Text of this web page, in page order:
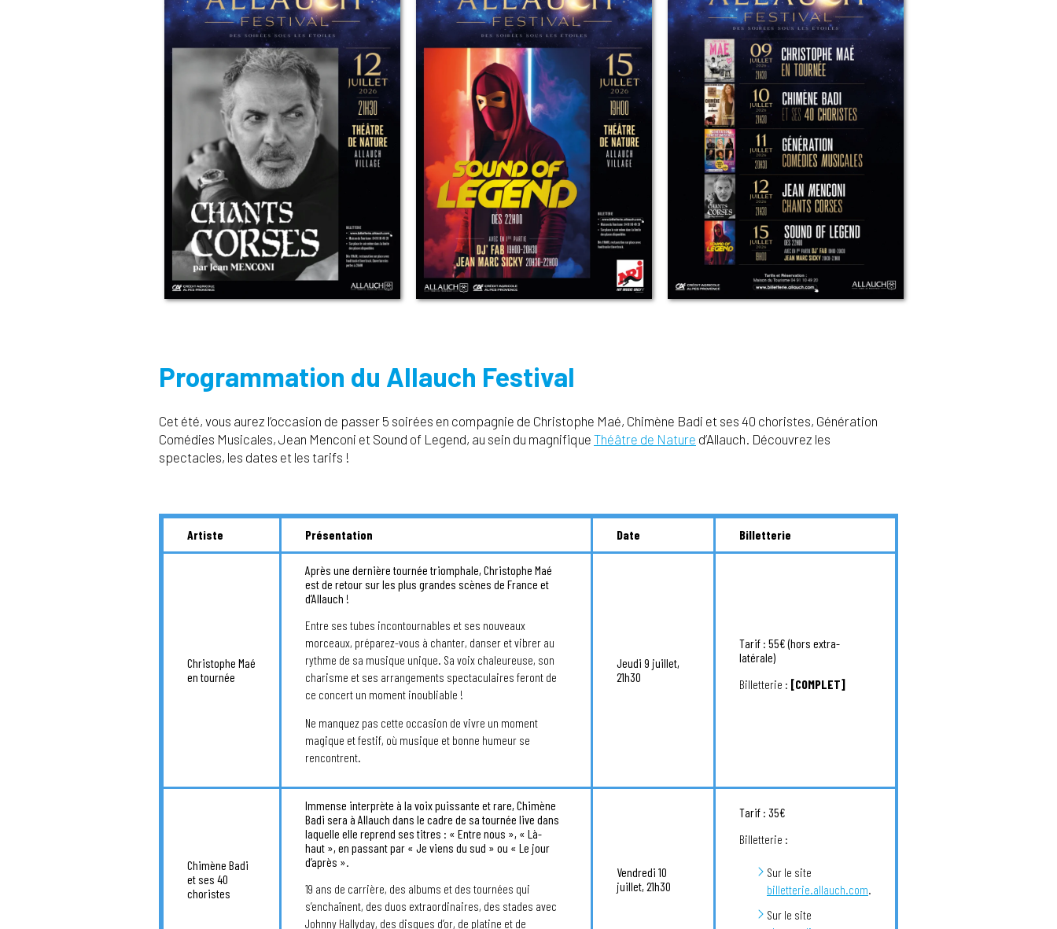
Programmation du Allauch Festival
Cet été, vous aurez l’occasion de passer 5 soirées en compagnie de Christophe Maé, Chimène Badi et ses 40 choristes, Génération
Comédies Musicales, Jean Menconi et Sound of Legend, au sein du magnifique Théâtre de Nature d’Allauch. Découvrez les
spectacles, les dates et les tarifs !
Artiste Présentation Date Billetterie
Christophe Maé
en tournée
Après une dernière tournée triomphale, Christophe Maé
est de retour sur les plus grandes scènes de France et
d’Allauch !
Entre ses tubes incontournables et ses nouveaux
morceaux, préparez-vous à chanter, danser et vibrer au
rythme de sa musique unique. Sa voix chaleureuse, son
charisme et ses arrangements spectaculaires feront de
ce concert un moment inoubliable !
Ne manquez pas cette occasion de vivre un moment
magique et festif, où musique et bonne humeur se
rencontrent.
Jeudi 9 juillet,
21h30
Tarif : 55€ (hors extra-
latérale)
Billetterie : [COMPLET]
Chimène Badi
et ses 40
choristes
Immense interprète à la voix puissante et rare, Chimène
Badi sera à Allauch dans le cadre de sa tournée live dans
laquelle elle reprend ses titres : « Entre nous », « Là-
haut », en passant par « Je viens du sud » ou « Le jour
d’après ».
19 ans de carrière, des albums et des tournées qui
s’enchaînent, des duos extraordinaires, des stades avec
Johnny Hallyday, des disques d’or, de platine et de
Vendredi 10
juillet, 21h30
Tarif : 35€
Billetterie :
Sur le site
billetterie.allauch.com.
Sur le site